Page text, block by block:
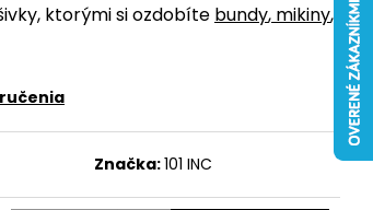
ktorými si ozdobíte bundy, mikiny,
Značka:101 INC